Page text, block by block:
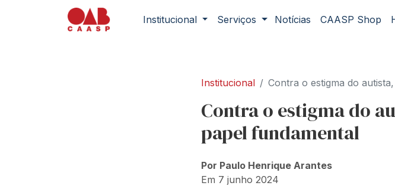
Institucional Serviços Notícias CAASP Shop
Institucional Contra o estigma do
Contra o estigma do
papel fundamental
Por Paulo Henrique Arantes
Em 7 junho 2024